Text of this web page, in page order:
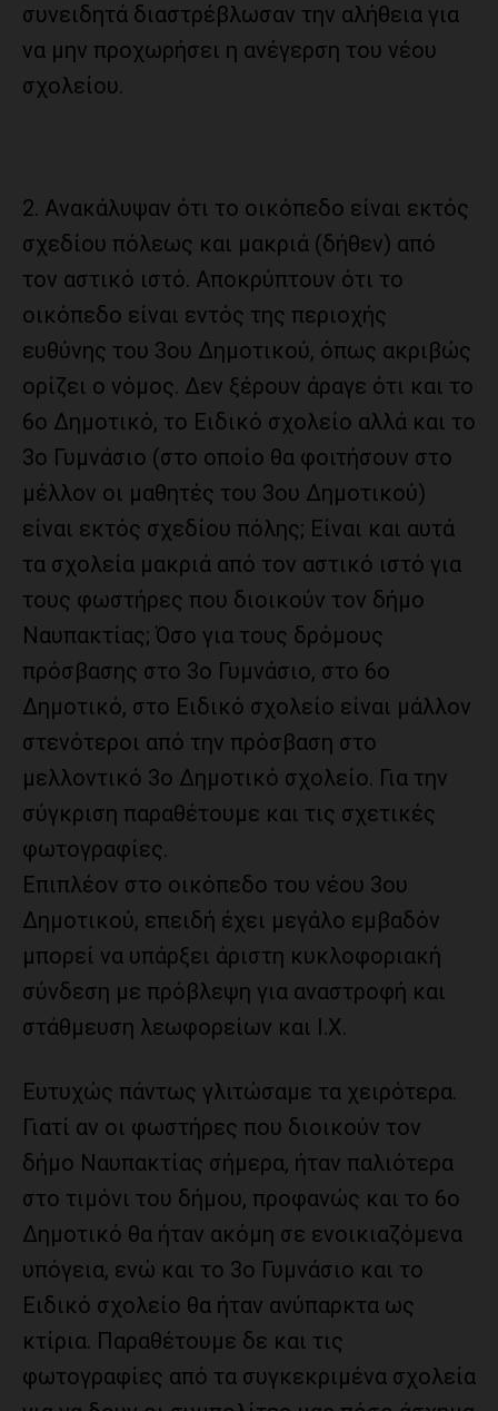
συνειδητά διαστρέβλωσαν την αλήθεια για
να μην προχωρήσει η ανέγερση του νέου
σχολείου.
2. Ανακάλυψαν ότι το οικόπεδο είναι εκτός
σχεδίου πόλεως και μακριά (δήθεν) από
τον αστικό ιστό. Αποκρύπτουν ότι το
οικόπεδο είναι εντός της περιοχής
ευθύνης του 3ου Δημοτικού, όπως ακριβώς
ορίζει ο νόμος. Δεν ξέρουν άραγε ότι και το
6ο Δημοτικό, το Ειδικό σχολείο αλλά και το
3ο Γυμνάσιο (στο οποίο θα φοιτήσουν στο
μέλλον οι μαθητές του 3ου Δημοτικού)
είναι εκτός σχεδίου πόλης; Είναι και αυτά
τα σχολεία μακριά από τον αστικό ιστό για
τους φωστήρες που διοικούν τον δήμο
Ναυπακτίας; Όσο για τους δρόμους
πρόσβασης στο 3ο Γυμνάσιο, στο 6ο
Δημοτικό, στο Ειδικό σχολείο είναι μάλλον
στενότεροι από την πρόσβαση στο
μελλοντικό 3ο Δημοτικό σχολείο. Για την
σύγκριση παραθέτουμε και τις σχετικές
φωτογραφίες.
Επιπλέον στο οικόπεδο του νέου 3ου
Δημοτικού, επειδή έχει μεγάλο εμβαδόν
μπορεί να υπάρξει άριστη κυκλοφοριακή
σύνδεση με πρόβλεψη για αναστροφή και
στάθμευση λεωφορείων και Ι.Χ.
Ευτυχώς πάντως γλιτώσαμε τα χειρότερα.
Γιατί αν οι φωστήρες που διοικούν τον
δήμο Ναυπακτίας σήμερα, ήταν παλιότερα
στο τιμόνι του δήμου, προφανώς και το 6ο
Δημοτικό θα ήταν ακόμη σε ενοικιαζόμενα
υπόγεια, ενώ και το 3ο Γυμνάσιο και το
Ειδικό σχολείο θα ήταν ανύπαρκτα ως
κτίρια. Παραθέτουμε δε και τις
φωτογραφίες από τα συγκεκριμένα σχολεία